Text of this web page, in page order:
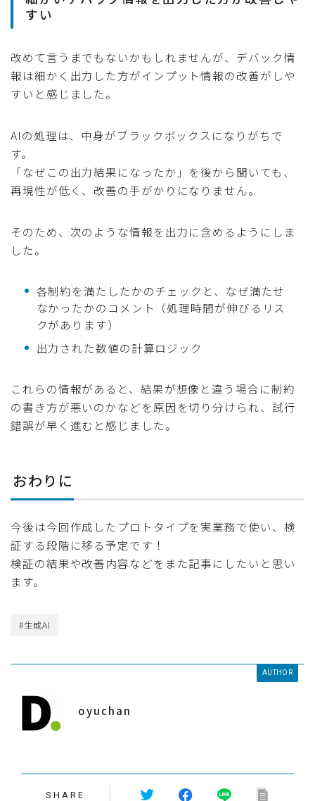
すい
改めて言うまでもないかもしれませんが、デバック情
報は細かく出力した方がインプット情報の改善がしや
すいと感じました。
AIの処理は、中身がブラックボックスになりがちで
す。
「なぜこの出力結果になったか」を後から聞いても、
再現性が低く、改善の手がかりになりません。
そのため、次のような情報を出力に含めるようにしま
した。
各制約を満たしたかのチェックと、なぜ満たせ
なかったかのコメント（処理時間が伸びるリス
クがあります）
出力された数値の計算ロジック
これらの情報があると、結果が想像と違う場合に制約
の書き方が悪いのかなどを原因を切り分けられ、試行
錯誤が早く進むと感じました。
おわりに
今後は今回作成したプロトタイプを実業務で使い、検
証する段階に移る予定です！
検証の結果や改善内容などをまた記事にしたいと思い
ます。
#生成AI
AUTHOR
oyuchan
SHARE